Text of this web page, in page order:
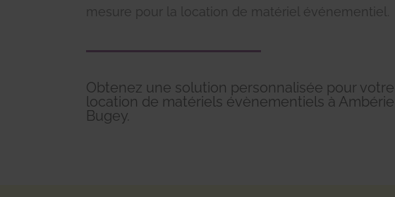
mesure pour la location de matériel événementiel.
Obtenez une solution personnalisée pour votre
location de matériels évènementiels à
Bugey.